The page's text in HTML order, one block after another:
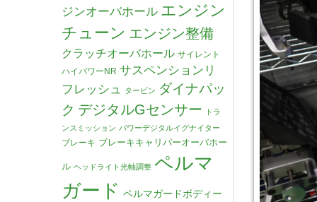
ジンオーバホール エンジン
チューン エンジン整備
クラッチオーバホール サイレント
ハイパワーNR サスペンションリ
フレッシュ
タービン ダイナパッ
ク デジタルGセンサー
トラ
ンスミッション パワーデジタルイグナイター
ブレーキ ブレーキキャリパーオーバホー
ル ヘッドライト光軸調整 ペルマ
ガード ペルマガードボディー